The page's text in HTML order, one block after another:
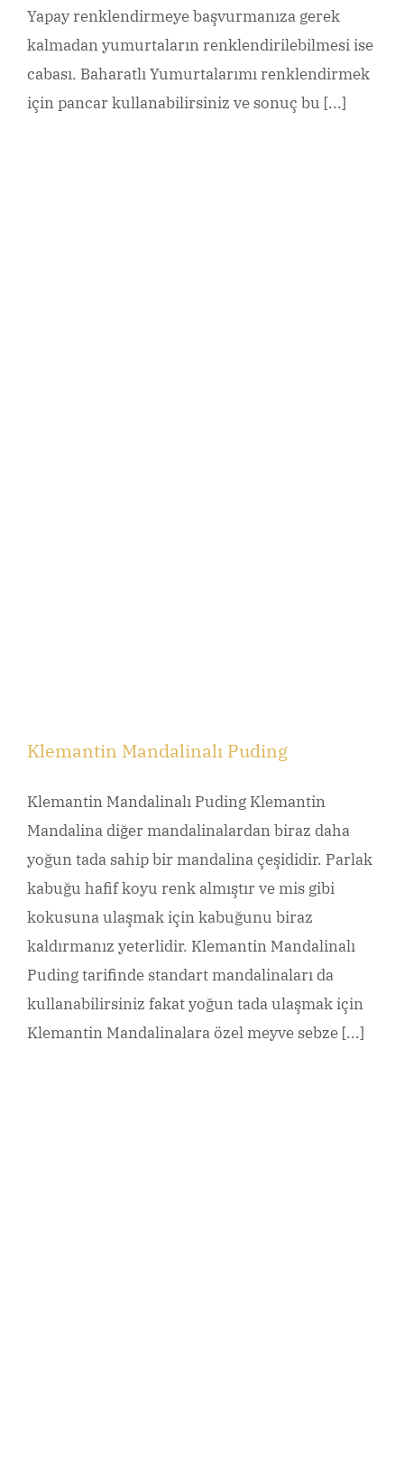
Yapay renklendirmeye başvurmanıza gerek
kalmadan yumurtaların renklendirilebilmesi ise
cabası. Baharatlı Yumurtalarımı renklendirmek
için pancar kullanabilirsiniz ve sonuç bu [...]
Klemantin Mandalinalı Puding
Klemantin Mandalinalı Puding Klemantin
Mandalina diğer mandalinalardan biraz daha
yoğun tada sahip bir mandalina çeşididir. Parlak
kabuğu hafif koyu renk almıştır ve mis gibi
kokusuna ulaşmak için kabuğunu biraz
kaldırmanız yeterlidir. Klemantin Mandalinalı
Puding tarifinde standart mandalinaları da
kullanabilirsiniz fakat yoğun tada ulaşmak için
Klemantin Mandalinalara özel meyve sebze [...]